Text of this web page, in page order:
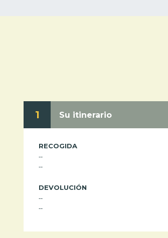
1 Su itinerario
RECOGIDA
--
--
DEVOLUCIÓN
--
--